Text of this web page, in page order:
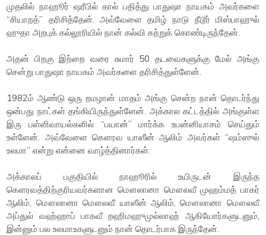
முதலில் நாஹூர் ஷரீபில் கால் பதித்து பாதுஷா நாயகம் அவர்களை
“சியாறத்” தரிசித்தேன். அவ்வேளை தமிழ் நாடு நீடூர் மிஸ்பாஹுல்
ஹுதா அறபுக் கல்லூரியில் நான் கல்வி கற்றுக் கொண்டிருந்தேன்.
அதன் பிறகு இற்றை வரை சுமார் 50 தடவைகளுக்கு மேல் அங்கு
சென்று பாதுஷா நாயகம் அவர்களை தரிசித்துள்ளேன்.
1982ம் ஆண்டு ஒரு றமழான் மாதம் அங்கு சென்ற நான் தொடர்ந்து
ஒன்பது நாட்கள் தங்கியிருந்துள்ளேன். அக்கால கட்டத்தில் அங்குள்ள
இரு பள்ளிவாயல்களில் “பயான்” மார்க்க உபன்னியாசம் செய்தும்
உள்ளேன். அவ்வேளை கௌரவ யாஸீன் ஆலிம் அவர்கள் “ஷம்ஸுல்
உலமா” என்று என்னை வாழ்த்தினார்கள்.
அக்காலப் பகுதியில் நாஹூரில் உயிருடன் இருந்த
கௌரவத்திற்குரியவர்களான மௌலானா மௌலவீ முஹம்மத் பாகர்
ஆலிம், மௌலானா மௌலவீ யாஸீன் ஆலிம், மௌலானா மௌலவீ
அப்துல் வஹ்ஹாப் பாகவீ றஹிமஹுமுல்லாஹ் ஆகியோர்களுடனும்,
இன்னும் பல உலமாஉகளுடனும் நான் தொடர்பாக இருந்தேன்.